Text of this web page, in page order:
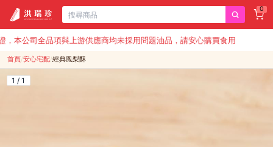
公司全品項與上游供應商均未採用問題油品，請安心購買食用
0
首頁/安心宅配/經典鳳梨酥
1 / 1